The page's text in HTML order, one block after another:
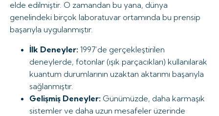
elde edilmiştir. O zamandan bu yana, dünya
genelindeki birçok laboratuvar ortamında bu prensip
başarıyla uygulanmıştır.
İlk Deneyler: 1997’de gerçekleştirilen
deneylerde, fotonlar (ışık parçacıkları) kullanılarak
kuantum durumlarının uzaktan aktarımı başarıyla
sağlanmıştır.
Gelişmiş Deneyler: Günümüzde, daha karmaşık
sistemler ve daha uzun mesafeler üzerinde